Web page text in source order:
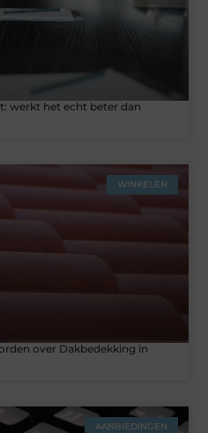
werkt het echt beter dan
WINKELEN
over Dakbedekking in
AANBIEDINGEN